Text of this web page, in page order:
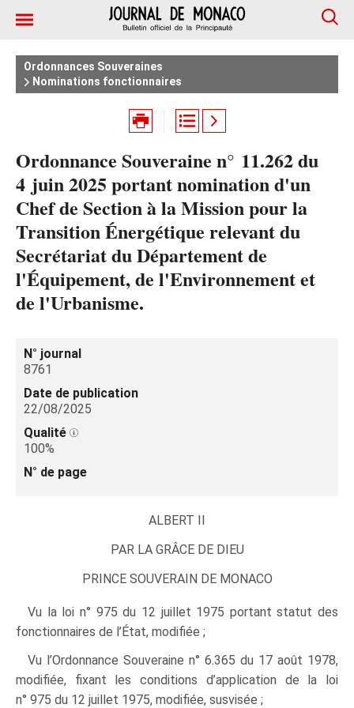
Ordonnances Souveraines
Nominations fonctionnaires
Ordonnance Souveraine n° 11.262 du
4 juin 2025 portant nomination d'un
Chef de Section à la Mission pour la
Transition Énergétique relevant du
Secrétariat du Département de
l'Équipement, de l'Environnement et
de l'Urbanisme.
N° journal
8761
Date de publication
22/08/2025
Qualité
100%
N° de page
ALBERT II
PAR LAGRÂCE DE DIEU
PRINCE SOUVERAIN DE MONACO
Vu la loi n° 975 du 12 juillet 1975 portant statut des
fonctionnaires de l’État, modifiée ;
Vu l’Ordonnance Souveraine n° 6.365 du 17 août 1978,
modifiée, fixant les conditions d’application de la loi
n° 975 du 12 juillet 1975, modifiée, susvisée ;